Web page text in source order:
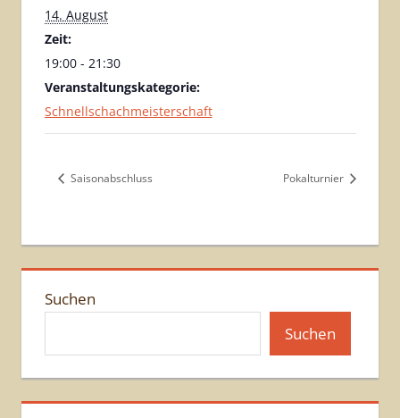
14. August
Zeit:
19:00 - 21:30
Veranstaltungskategorie:
Schnellschachmeisterschaft
Saisonabschluss Pokalturnier
Suchen
Suchen